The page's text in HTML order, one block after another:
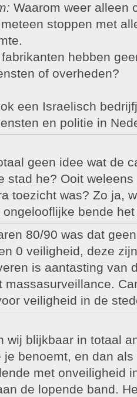
Waarom weer alleen
stoppen met
hebben
of overheden?
een Israelisch
en politie in
geen idee wat de
stad he? Ooit
toezicht was? Zo ja,
bende
80/90 was dat
0 veiligheid, deze
is aantasting van
massasurveillance.
veiligheid in de
wij blijkbaar in totaal
je benoemt, en dan
met onveiligheid
de lopende band.